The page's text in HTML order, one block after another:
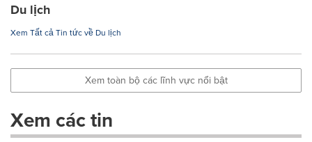
Du lịch
Xem Tất cả Tin tức về Du lịch
Xem toàn bộ các lĩnh vực nổi bật
Xem các tin